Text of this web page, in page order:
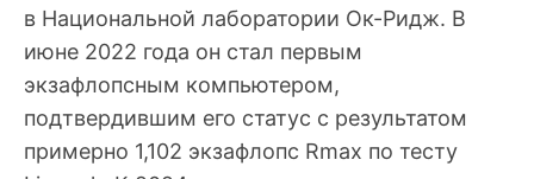
в Национальной лаборатории Ок-Ридж. В
июне 2022 года он стал первым
экзафлопсным компьютером,
подтвердившим его статус с результатом
примерно 1,102 экзафлопс Rmax по тесту